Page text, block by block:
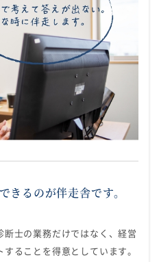
きるのが伴走舎です。
士の業務だけではなく、経営
ることを得意としています。